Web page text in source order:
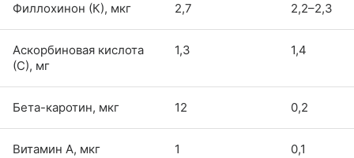
Филлохинон (К), мкг 2,7 2,2–2,3
Аскорбиновая кислота
(С), мг
1,3 1,4
Бета-каротин, мкг 12 0,2
Витамин А, мкг 1 0,1